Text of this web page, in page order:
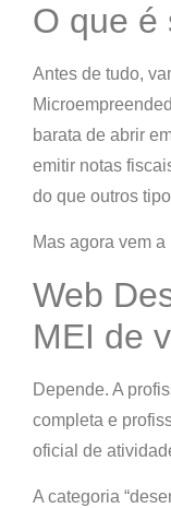
O que é
Antes de tudo,
barata de abrir
emitir notas
do que outros
Mas agora vem
Web
MEI de
Depende. A
completa e
oficial de
A categoria “